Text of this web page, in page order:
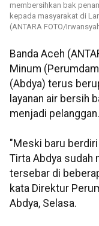
membersihkan bak
kepada masyarakat di
(ANTARA FOTO/
Banda Aceh
Minum
(Abdya) terus
layanan air bersih
menjadi pelanggan.
"Meski baru
Tirta Abdya sudah
tersebar di
kata Direktur
Abdya, Selasa.